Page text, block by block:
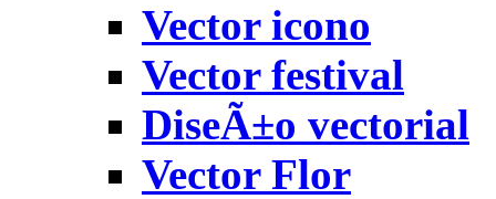
Vector icono
Vector festival
DiseÃ±o vectorial
Vector Flor